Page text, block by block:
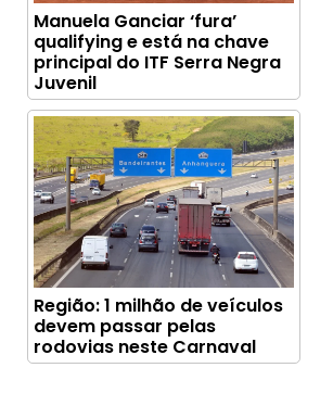
Manuela Ganciar ‘fura’
qualifying e está na chave
principal do ITF Serra Negra
Juvenil
Região: 1 milhão de veículos
devem passar pelas
rodovias neste Carnaval